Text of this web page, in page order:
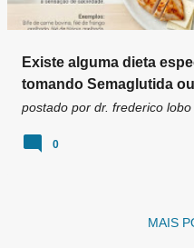
Existe alguma dieta
tomando Semaglutida
postado por dr. frederico lobo
0
MAIS